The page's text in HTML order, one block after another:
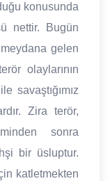
konusunda
nettir. Bugün
gelen
olaylarının
savaştığımız
Zira terör,
sonra
bir üsluptur.
katletmekten